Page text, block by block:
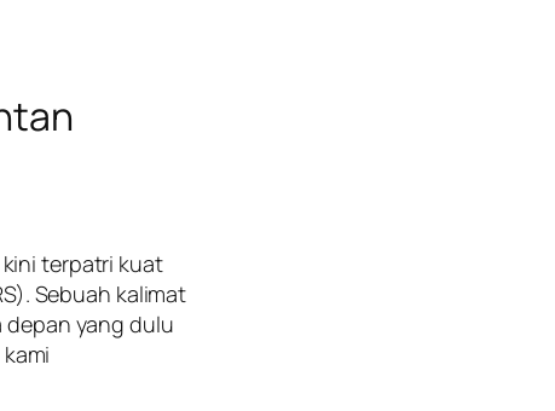
kini terpatri kuat
Sebuah kalimat
depan yang dulu